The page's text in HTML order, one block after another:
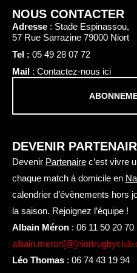
NOUS CONTACTER
Adresse : Stade Espinassou,
57 Rue Sarrazine 79000 Niort
Tel : 05 49 28 07 72
Mail : Contactez-nous ici
DEVENIR
Devenir Partenaire c’est vivre
chaque match à domicile en
calendrier d’évènements hors
la saison. Rejoignez l’équipe !
Albain Méron : 06 11 50 20 70
Léo Thomas : 06 74 43 19 94